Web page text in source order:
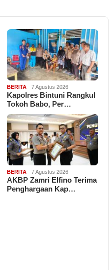
BERITA 7 Agustus 2026
Kapolres Bintuni Rangkul
Tokoh Babo, Per…
BERITA 7 Agustus 2026
AKBP Zamri Elfino Terima
Penghargaan Kap…